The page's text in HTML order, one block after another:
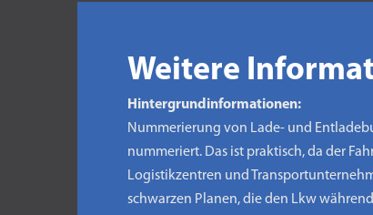
Weitere
Hintergrundinformationen:
Nummerierung von Lade- und
nummeriert. Das ist praktisch, da der
Logistikzentren und
schwarzen Planen, die den Lkw